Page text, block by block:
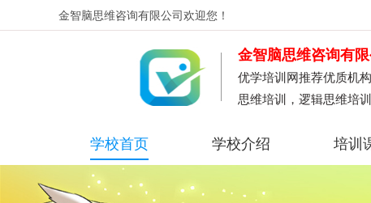
金智脑思维咨询有限公司欢迎您！
金智脑思维咨询有限
优学培训网推荐优质机构
思维培训，逻辑思维培
学校首页 学校介绍 培训